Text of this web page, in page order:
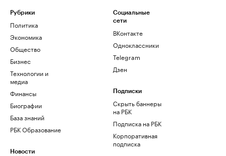
Рубрики
Политика
Экономика
Общество
Бизнес
Технологии и
медиа
Финансы
Биографии
База знаний
РБК Образование
Новости
Социальные
сети
ВКонтакте
Одноклассники
Telegram
Дзен
Подписки
Скрыть баннеры
на РБК
Подписка на РБК
Корпоративная
подписка